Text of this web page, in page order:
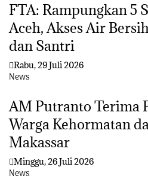
FTA: Rampungkan 5
Aceh, Akses Air
dan Santri
Rabu, 29 Juli 2026
News
AM Putranto Terima
Warga Kehormatan
Makassar
Minggu, 26 Juli 2026
News